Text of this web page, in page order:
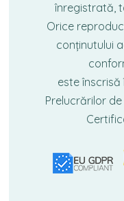
înregistrată,
Orice
conținutului
este înscrisă
Prelucrărilor